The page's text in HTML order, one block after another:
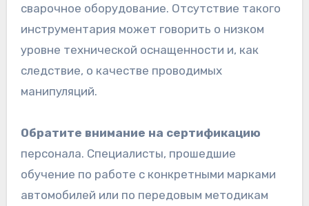
сварочное оборудование. Отсутствие такого
инструментария может говорить о низком
уровне технической оснащенности и, как
следствие, о качестве проводимых
манипуляций.
Обратите внимание на сертификацию
персонала. Специалисты, прошедшие
обучение по работе с конкретными марками
автомобилей или по передовым методикам